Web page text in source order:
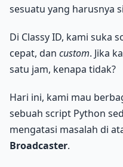
sesuatu yang harusnya
Di Classy ID, kami suka
cepat, dan custom. Jika
satu jam, kenapa tidak?
Hari ini, kami mau
sebuah script Python
mengatasi masalah di
Broadcaster.